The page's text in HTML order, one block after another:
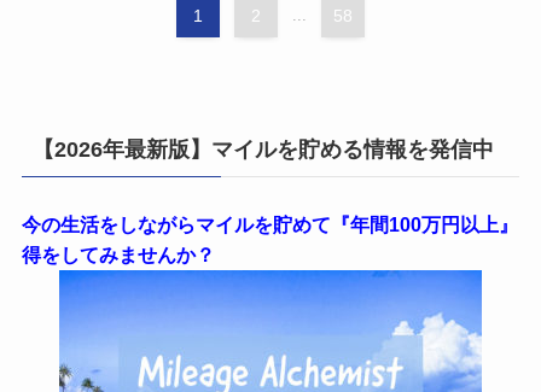
1 2 58
【2026年最新版】マイルを貯める情報を発信中
今の生活をしながらマイルを貯めて『年間100万円以上』
得をしてみませんか？